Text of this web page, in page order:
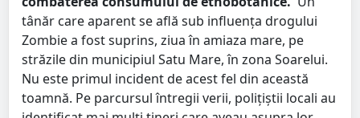
tânăr care aparent se află sub influența drogului
Zombie a fost suprins, ziua în amiaza mare, pe
străzile din municipiul Satu Mare, în zona Soarelui.
Nu este primul incident de acest fel din această
toamnă. Pe parcursul întregii verii, polițiștii locali au